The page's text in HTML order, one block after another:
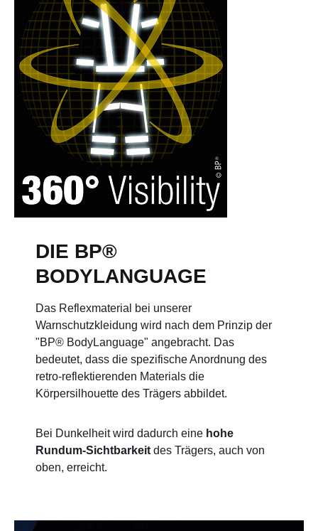
DIE BP®
BODYLANGUAGE
Das Reflexmaterial bei unserer
Warnschutzkleidung wird nach dem Prinzip der
"BP® BodyLanguage" angebracht. Das
bedeutet, dass die spezifische Anordnung des
retro-reflektierenden Materials die
Körpersilhouette des Trägers abbildet.
Bei Dunkelheit wird dadurch eine hohe
Rundum-Sichtbarkeit des Trägers, auch von
oben, erreicht.